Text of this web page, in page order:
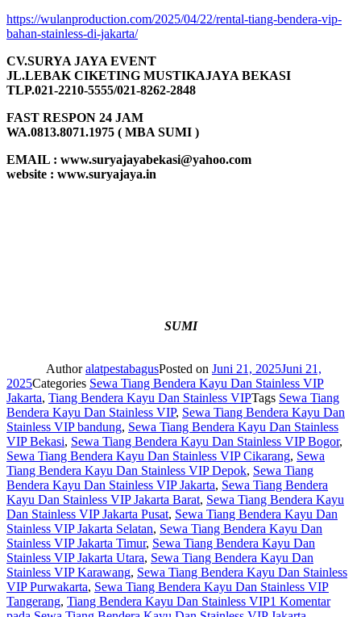
https://wulanproduction.com/2025/04/22/rental-tiang-bendera-vip-
bahan-stainless-di-jakarta/
CV.SURYA JAYA EVENT
JL.LEBAK CIKETING MUSTIKAJAYA BEKASI
TLP.021-2210-5555/021-8262-2848
FAST RESPON 24 JAM
WA.0813.8071.1975 ( MBA SUMI )
EMAIL : www.suryajayabekasi@yahoo.com
website : www.suryajaya.in
SUMI
AuthoralatpestabagusPosted on Juni 21, 2025Juni 21,
2025Categories Sewa Tiang Bendera Kayu Dan Stainless VIP
Jakarta, Tiang Bendera Kayu Dan Stainless VIPTags Sewa Tiang
Bendera Kayu Dan Stainless VIP, Sewa Tiang Bendera Kayu Dan
Stainless VIP bandung, Sewa Tiang Bendera Kayu Dan Stainless
VIP Bekasi, Sewa Tiang Bendera Kayu Dan Stainless VIP Bogor,
Sewa Tiang Bendera Kayu Dan Stainless VIP Cikarang, Sewa
Tiang Bendera Kayu Dan Stainless VIP Depok, Sewa Tiang
Bendera Kayu Dan Stainless VIP Jakarta, Sewa Tiang Bendera
Kayu Dan Stainless VIP Jakarta Barat, Sewa Tiang Bendera Kayu
Dan Stainless VIP Jakarta Pusat, Sewa Tiang Bendera Kayu Dan
Stainless VIP Jakarta Selatan, Sewa Tiang Bendera Kayu Dan
Stainless VIP Jakarta Timur, Sewa Tiang Bendera Kayu Dan
Stainless VIP Jakarta Utara, Sewa Tiang Bendera Kayu Dan
Stainless VIP Karawang, Sewa Tiang Bendera Kayu Dan Stainless
VIP Purwakarta, Sewa Tiang Bendera Kayu Dan Stainless VIP
Tangerang, Tiang Bendera Kayu Dan Stainless VIP1 Komentar